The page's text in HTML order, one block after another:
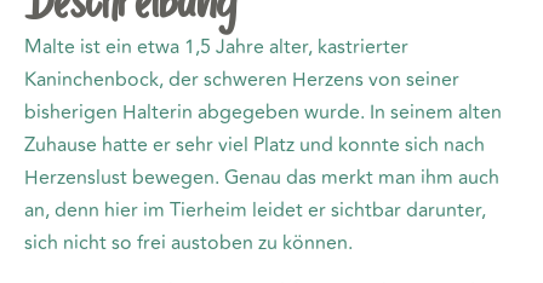
Malte ist ein etwa 1,5 Jahre alter, kastrierter
Kaninchenbock, der schweren Herzens von seiner
bisherigen Halterin abgegeben wurde. In seinem alten
Zuhause hatte er sehr viel Platz und konnte sich nach
Herzenslust bewegen. Genau das merkt man ihm auch
an, denn hier im Tierheim leidet er sichtbar darunter,
sich nicht so frei austoben zu können.